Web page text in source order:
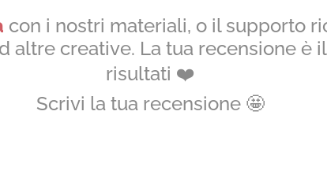
con i nostri materiali, o il supporto
altre creative. La tua recensione è il
risultati ❤️
Scrivi la tua recensione 🤩